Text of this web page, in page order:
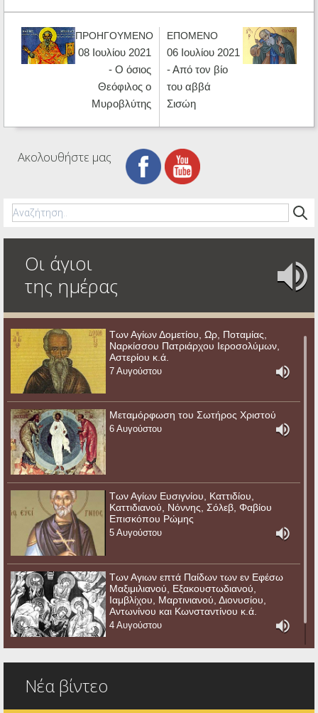
ΠΡΟΗΓΟΥΜΕΝΟ
08 Ιουλίου 2021
- Ο όσιος
Θεόφιλος ο
Μυροβλύτης
ΕΠΟΜΕΝΟ
06 Ιουλίου 2021
- Από τον βίο
του αββά
Σισώη
Ακολουθήστε μας
Οι άγιοι
της ημέρας
Των Αγίων Δομετίου, Ωρ, Ποταμίας,
Ναρκίσσου Πατριάρχου Ιεροσολύμων,
Αστερίου κ.ά.
7 Αυγούστου
Μεταμόρφωση του Σωτήρος Χριστού
6 Αυγούστου
Των Αγίων Ευσιγνίου, Καττιδίου,
Καττιδιανού, Νόννης, Σόλεβ, Φαβίου
Επισκόπου Ρώμης
5 Αυγούστου
Των Αγιων επτά Παίδων των εν Εφέσω
Μαξιμιλιανού, Εξακουστωδιανού,
Ιαμβλίχου, Μαρτινιανού, Διονυσίου,
Αντωνίνου και Κωνσταντίνου κ.ά.
4 Αυγούστου
Νέα βίντεο